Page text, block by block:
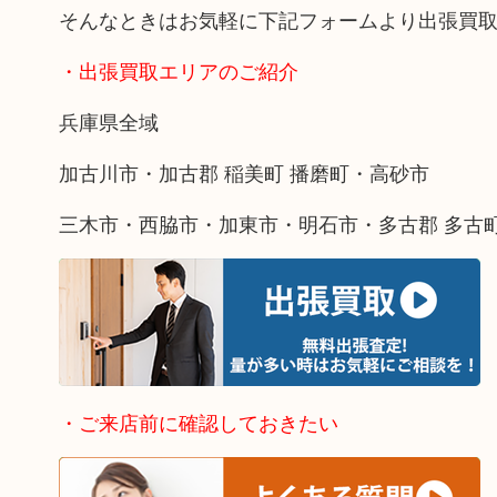
そんなときはお気軽に下記フォームより出張買
・出張買取エリアのご紹介
兵庫県全域
加古川市・加古郡 稲美町 播磨町・高砂市
三木市・西脇市・加東市・明石市・多古郡 多古
・ご来店前に確認しておきたい